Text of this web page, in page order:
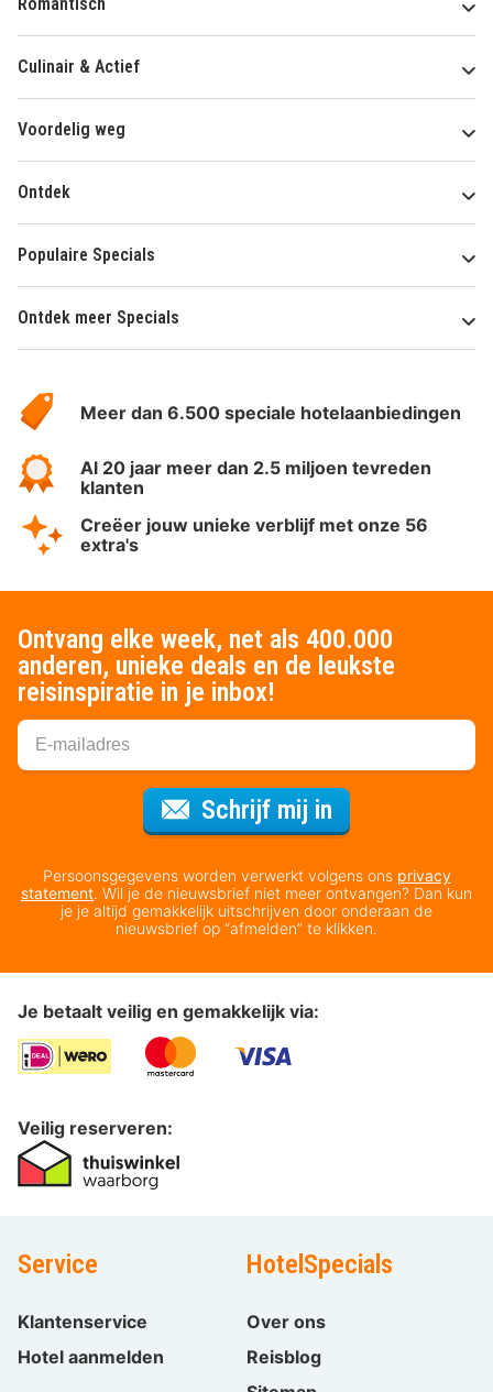
Romantisch
Culinair & Actief
Voordelig weg
Ontdek
Populaire Specials
Ontdek meer Specials
HotelSpecials
Meer dan 6.500 speciale hotelaanbiedingen
Al 20 jaar meer dan 2.5 miljoen tevreden
klanten
Creëer jouw unieke verblijf met onze 56
extra's
Ontvang elke week, net als 400.000
anderen, unieke deals en de leukste
reisinspiratie in je inbox!
Schrijf mij in
Persoonsgegevens worden verwerkt volgens ons privacy
statement. Wil je de nieuwsbrief niet meer ontvangen? Dan kun
je je altijd gemakkelijk uitschrijven door onderaan de
nieuwsbrief op “afmelden” te klikken.
Je betaalt veilig en gemakkelijk via:
Veilig reserveren:
Service
Klantenservice
Hotel aanmelden
HotelSpecials
Over ons
Reisblog